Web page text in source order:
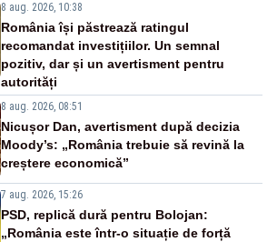
8 aug. 2026, 10:38
România își păstrează ratingul
recomandat investițiilor. Un semnal
pozitiv, dar și un avertisment pentru
autorități
8 aug. 2026, 08:51
Nicușor Dan, avertisment după decizia
Moody’s: „România trebuie să revină la
creștere economică”
7 aug. 2026, 15:26
PSD, replică dură pentru Bolojan:
„România este într-o situație de forță